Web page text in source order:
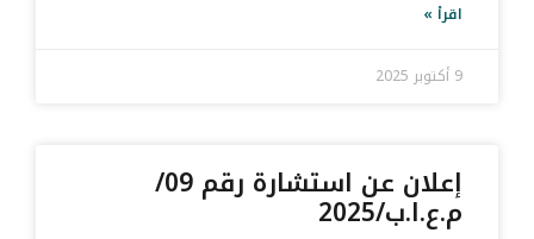
اقرأ »
9 أكتوبر 2025
إعلان عن استشارة رقم 09/
م.ع.ا.ب/2025